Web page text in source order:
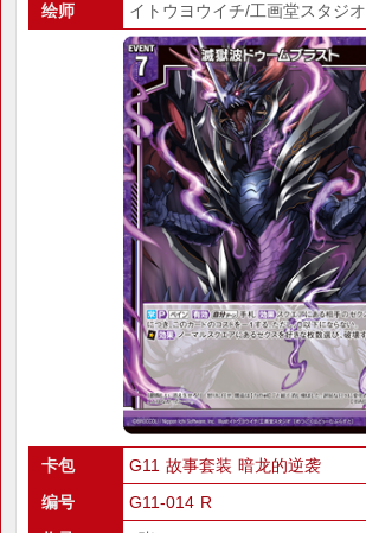
绘师 イトウヨウイチ/工画堂スタジオ
卡包
G11 故事套装 暗龙的逆袭
编号
G11-014 R